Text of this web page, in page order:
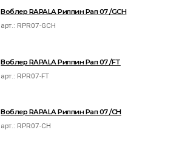
Воблер RAPALA Риппин Рап 07 /GCH
арт.: RPR07-GCH
Воблер RAPALA Риппин Рап 07 /FT
арт.: RPR07-FT
Воблер RAPALA Риппин Рап 07 /CH
арт.: RPR07-CH